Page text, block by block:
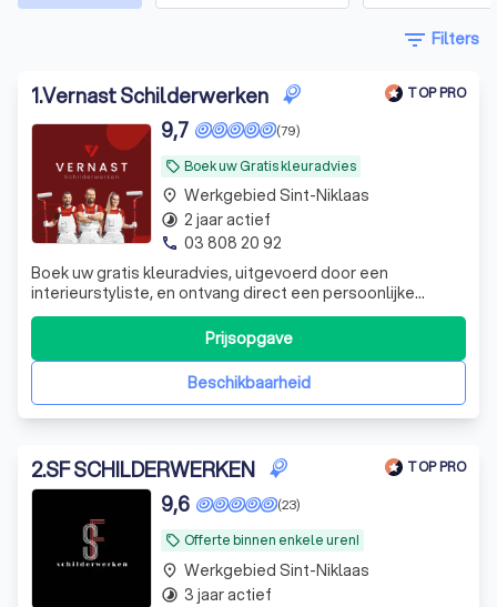
filter_list Filters
1.Vernast Schilderwerken TOP PRO
local_offer Boek uw Gratis kleuradvies
(79)
9,7
Boek uw gratis kleuradvies, uitgevoerd door een
interieurstyliste, en ontvang direct een persoonlijke
oplossing en offerte op locatie. Geniet van voordelen
zoals topkwaliteit materialen en diverse afwerkingen.
Welkom bij Vernast Schilderwerken, waar vakmanschap en
klanttevredenheid onze drijfveren
Beschikbaarheid
Prijsopgave
place Werkgebied Sint-Niklaas
timelapse 2 jaar actief
phone 03 808 20 92
2.SF SCHILDERWERKEN TOP PRO
local_offer Offerte binnen enkele uren!
(23)
9,6
place Werkgebied Sint-Niklaas
timelapse 3 jaar actief